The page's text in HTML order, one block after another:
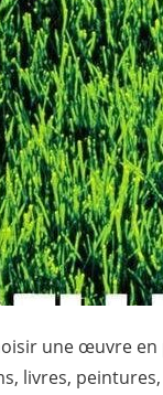
une œuvre
livres,